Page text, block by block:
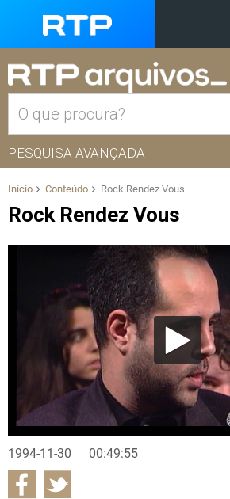
PESQUISA AVANÇADA
Início Conteúdo Rock Rendez Vous
Rock Rendez Vous
1994-11-30 00:49:55